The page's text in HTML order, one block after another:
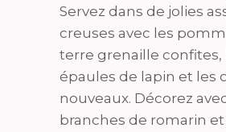
Servez dans de jolies
creuses avec les
terre grenaille confites,
épaules de lapin et les
nouveaux. Décorez
branches de romarin